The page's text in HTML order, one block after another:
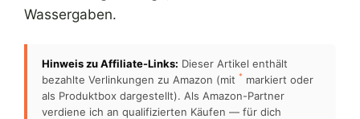
Wassergaben.
Hinweis zu Affiliate-Links: Dieser Artikel enthält
bezahlte Verlinkungen zu Amazon (mit * markiert oder
als Produktbox dargestellt). Als Amazon-Partner
verdiene ich an qualifizierten Käufen — für dich